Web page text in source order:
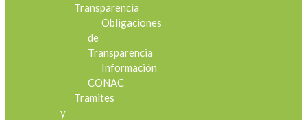
Transparencia
Obligaciones
de
Transparencia
Información
CONAC
Tramites
y